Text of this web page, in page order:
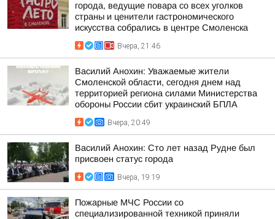
города, ведущие повара со всех уголков
страны и ценители гастрономического
искусства собрались в центре Смоленска
Вчера, 21:46
Василий Анохин: Уважаемые жители
Смоленской области, сегодня днем над
территорией региона силами Министерства
обороны России сбит украинский БПЛА
Вчера, 20:49
Василий Анохин: Сто лет назад Рудне был
присвоен статус города
Вчера, 19:19
Пожарные МЧС России со
специализированной техникой приняли